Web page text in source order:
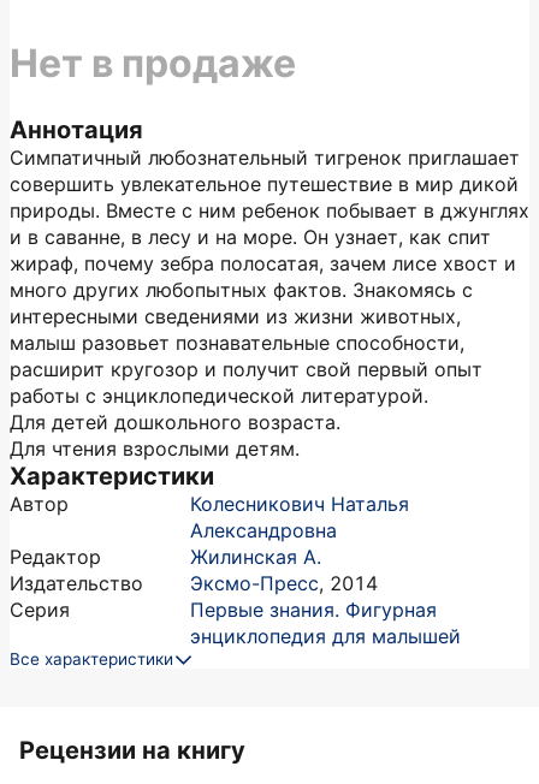
Аннотация
Симпатичный любознательный тигренок приглашает
совершить увлекательное путешествие в мир дикой
природы. Вместе с ним ребенок побывает в джунглях
и в саванне, в лесу и на море. Он узнает, как спит
жираф, почему зебра полосатая, зачем лисе хвост и
много других любопытных фактов. Знакомясь с
интересными сведениями из жизни животных,
малыш разовьет познавательные способности,
расширит кругозор и получит свой первый опыт
работы с энциклопедической литературой.
Для детей дошкольного возраста.
Для чтения взрослыми детям.
Характеристики
Автор
Колесникович Наталья
Александровна
Редактор
Жилинская А.
Издательство
Эксмо-Пресс, 2014
Серия
Первые знания. Фигурная
энциклопедия для малышей
Все характеристики
Нет в продаже
Рецензии на книгу